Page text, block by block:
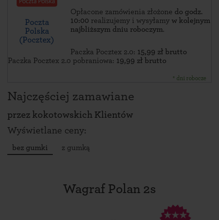
Poczta
Polska
(Pocztex)
Opłacone zamówienia złożone do godz.
10:00 realizujemy i wysyłamy w kolejnym
najbliższym dniu roboczym.
Paczka Pocztex 2.0: 15,99 zł brutto
Paczka Pocztex 2.0 pobraniowa: 19,99 zł brutto
* dni robocze
Najczęściej zamawiane
przez kokotowskich Klientów
Wyświetlane ceny:
bez gumki z gumką
Wagraf Polan 2s